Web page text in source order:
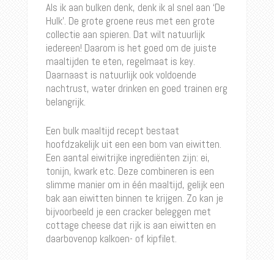
Als ik aan bulken denk, denk ik al snel aan ‘De
Hulk’. De grote groene reus met een grote
collectie aan spieren. Dat wilt natuurlijk
iedereen! Daarom is het goed om de juiste
maaltijden te eten, regelmaat is key.
Daarnaast is natuurlijk ook voldoende
nachtrust, water drinken en goed trainen erg
belangrijk.
Een bulk maaltijd recept bestaat
hoofdzakelijk uit een een bom van eiwitten.
Een aantal eiwitrijke ingrediënten zijn: ei,
tonijn, kwark etc. Deze combineren is een
slimme manier om in één maaltijd, gelijk een
bak aan eiwitten binnen te krijgen. Zo kan je
bijvoorbeeld je een cracker beleggen met
cottage cheese dat rijk is aan eiwitten en
daarbovenop kalkoen- of kipfilet.